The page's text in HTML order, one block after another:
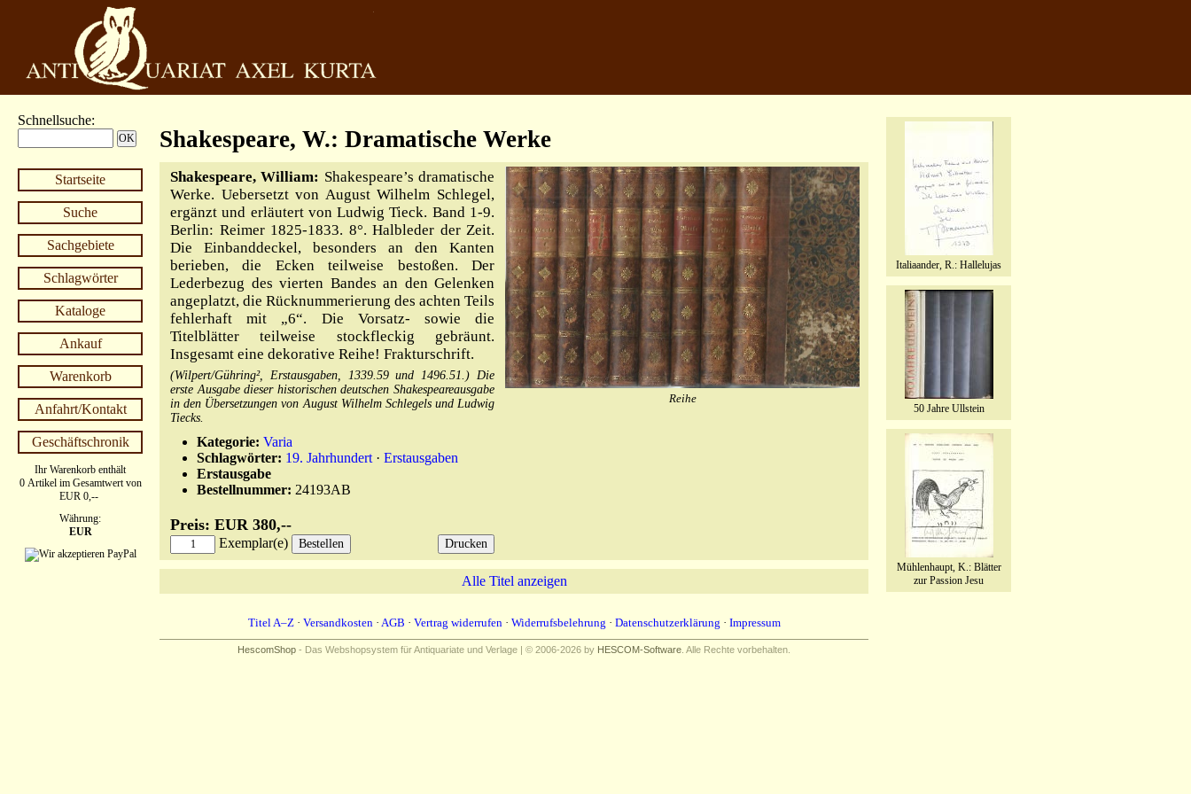
Schnellsuche:
Startseite
Suche
Sachgebiete
Schlagwörter
Kataloge
Ankauf
Warenkorb
Anfahrt/Kontakt
Geschäftschronik
Ihr Warenkorb enthält
0 Artikel im Gesamtwert von
EUR 0,--
Währung:
EUR
Italiaander, R.: Hallelujas
50 Jahre Ullstein
Mühlenhaupt, K.: Blätter
zur Passion Jesu
Shakespeare, W.: Dramatische Werke
Shakespeare, William: Shakespeare’s dramatische
Werke. Uebersetzt von August Wilhelm Schlegel,
ergänzt und erläutert von Ludwig Tieck. Band 1-9.
Berlin: Reimer 1825-1833. 8°. Halbleder der Zeit.
Die Einbanddeckel, besonders an den Kanten
berieben, die Ecken teilweise bestoßen. Der
Lederbezug des vierten Bandes an den Gelenken
angeplatzt, die Rücknummerierung des achten Teils
fehlerhaft mit „6“. Die Vorsatz- sowie die
Titelblätter teilweise stockfleckig gebräunt.
Insgesamt eine dekorative Reihe! Frakturschrift.
(Wilpert/Gühring², Erstausgaben, 1339.59 und 1496.51.) Die
erste Ausgabe dieser historischen deutschen Shakespeareausgabe
in den Übersetzungen von August Wilhelm Schlegels und Ludwig
Tiecks.
Kategorie: Varia
Schlagwörter: 19. Jahrhundert · Erstausgaben
Erstausgabe
Bestellnummer: 24193AB
Preis: EUR 380,--
Exemplar(e)
Reihe
Alle Titel anzeigen
Titel A–Z· Versandkosten· AGB · Vertrag widerrufen· Widerrufsbelehrung · Datenschutzerklärung · Impressum
HescomShop - Das Webshopsystem für Antiquariate und Verlage | © 2006-2026 by HESCOM-Software . Alle Rechte vorbehalten.